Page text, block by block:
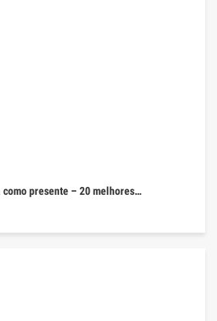
presente – 20 melhores…